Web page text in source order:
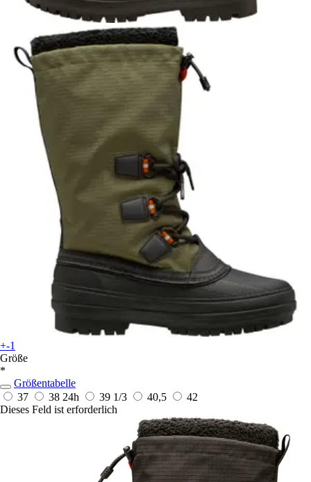
+-1
Größe
*
Größentabelle
37
38 24h 39 1/3 40,5
42
Dieses Feld ist erforderlich